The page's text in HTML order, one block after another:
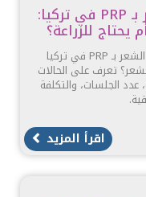
علاج تساقط الشعر بـ PRP في تركيا:
للزراعة؟
هل يكفي علاج تساقط الشعر بـ PRP في تركيا
تعرف على الحالات
عدد الجلسات، والتكلفة
اقرأ المزيد